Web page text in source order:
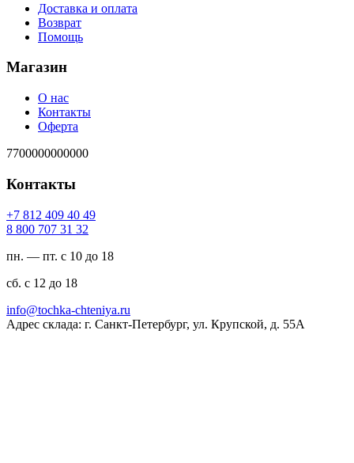
Доставка и оплата
Возврат
Помощь
Магазин
О нас
Контакты
Оферта
7700000000000
Контакты
94 04 904 218 7+
23 13 707 008 8
пн. — пт. с 10 до 18
сб. с 12 до 18
ur.ayinethc-akhcot@ofni
Адрес склада: г. Санкт-Петербург, ул. Крупской, д. 55А